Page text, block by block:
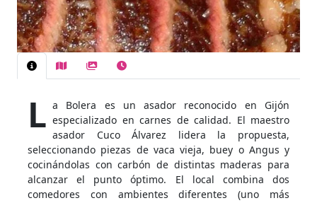
L a Bolera es un asador reconocido en Gijón
especializado en carnes de calidad. El maestro
asador Cuco Álvarez lidera la propuesta,
seleccionando piezas de vaca vieja, buey o Angus y
cocinándolas con carbón de distintas maderas para
alcanzar el punto óptimo. El local combina dos
comedores con ambientes diferentes (uno más